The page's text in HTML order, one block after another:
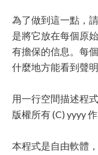
為了做到這一點，
是將它放在每個原
有擔保的信息。每
什麼地方能看到聲
用一行空間描述程
版權所有 (C) yyyy
本程式是自由軟體